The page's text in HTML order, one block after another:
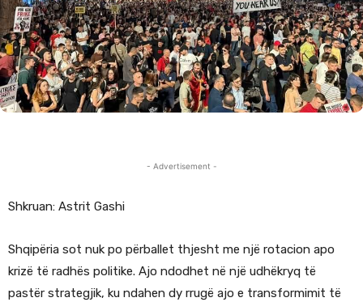
- Advertisement -
Shkruan: Astrit Gashi
Shqipëria sot nuk po përballet thjesht me një rotacion apo
krizë të radhës politike. Ajo ndodhet në një udhëkryq të
pastër strategjik, ku ndahen dy rrugë ajo e transformimit të